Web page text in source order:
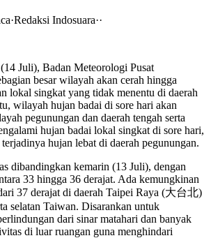
·Redaksi Indosuara··
Juli), Badan Meteorologi Pusat
besar wilayah akan cerah hingga
lokal singkat yang tidak menentu di daerah
wilayah hujan badai di sore hari akan
pegunungan dan daerah tengah serta
hujan badai lokal singkat di sore hari,
hujan lebat di daerah pegunungan.
dibandingkan kemarin (13 Juli), dengan
33 hingga 36 derajat. Ada kemungkinan
37 derajat di daerah Taipei Raya (大台北)
selatan Taiwan. Disarankan untuk
dari sinar matahari dan banyak
di luar ruangan guna menghindari